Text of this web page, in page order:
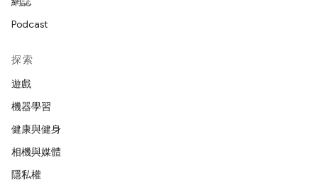
Podcast
探索
遊戲
機器學習
健康與健身
相機與媒體
隱私權